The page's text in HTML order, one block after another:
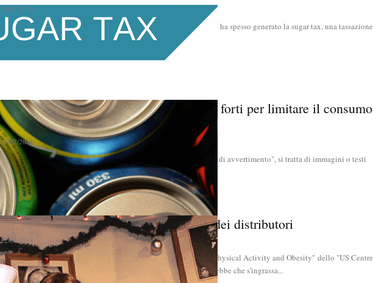
12/07/2018
12-07-2018 - Contrariamente al malcontento e alle polemiche che ha spesso generato la sugar tax, una tassazione
che l’OMS invita sempre più spesso ad adottare...
Warning Labels: etichette con immagini forti per limitare il consumo
di zuccheri
05/07/2018
05-07-2018 - Si chiamano warning labels, letteralmente "etichette di avvertimento", si tratta di immagini o testi
dal forte impatto emotivo, poste sulle etichette o...
Al lavoro s’ingrassa e non è solo colpa dei distributori
22/06/2018
22-06-2018 - Uno studio condotto dalla "Division of Nutrition, Physical Activity and Obesity" dello "US Centre
for Disease Control and Prevention" su 5.000 americani dimostrerebbe che s'ingrassa...